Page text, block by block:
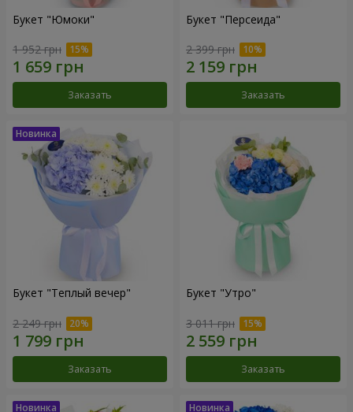
Букет "Юмоки"
1 952 грн
Заказать
Букет "Персеида"
2 399 грн
Заказать
Букет "Теплый вечер"
2 249 грн
Заказать
Букет "Утро"
3 011 грн
Заказать